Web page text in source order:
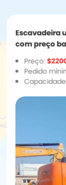
Escavadeira
com preço
Preço:
Pedido
Capacidade